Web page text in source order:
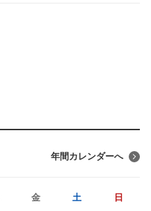
年間カレンダーへ
金 土 日